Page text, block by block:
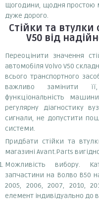
Щогодини, щодня простою
дуже дорого.
Стійки та втулки
V50 від
Переоцінити значення
автомобіля Volvo V50
всього транспортного
важливо замінити
функціональність
регулярну діагностику
сигнали, не допустити
системи.
Придбати стійки та
магазині Avant.Parts
Можливість вибору.
запчастини на Волво В50
2005, 2006, 2007, 2010,
елемент індивідуально до